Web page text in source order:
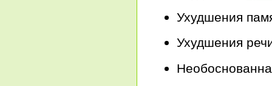
Ухудшения
Ухудшения